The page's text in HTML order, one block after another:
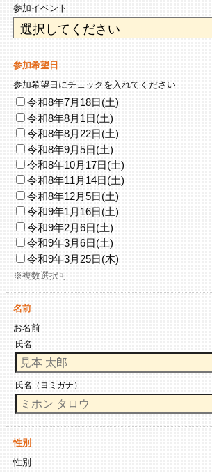
参加イベント
参加希望日
参加希望日にチェックを入れてください
令和8年7月18日(土)
令和8年8月1日(土)
令和8年8月22日(土)
令和8年9月5日(土)
令和8年10月17日(土)
令和8年11月14日(土)
令和8年12月5日(土)
令和9年1月16日(土)
令和9年2月6日(土)
令和9年3月6日(土)
令和9年3月25日(木)
※複数選択可
名前
お名前
氏名
氏名（ヨミガナ）
性別
性別